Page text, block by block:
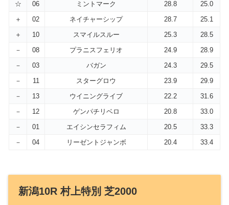
☆ 06 ミントマーク 28.8
25.0
＋
02 ネイチャーシップ 28.7
25.1
＋
10 スマイルスルー 25.3
28.5
－
08 プラニスフェリオ 24.9
28.9
－
03 バガン 24.3
29.5
－
11 スターグロウ 23.9
29.9
－
13 ウイニングライブ 22.2
31.6
－
12 ゲンパチリベロ 20.8
33.0
－
01 エイシンセラフィム 20.5
33.3
－
04 リーゼントジャンボ 20.4 33.4
新潟10R 村上特別 芝2000